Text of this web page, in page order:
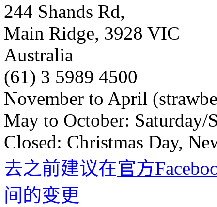
244 Shands Rd,
Main Ridge, 3928 VIC
Australia
(61) 3 5989 4500
November to April
May to October: Saturday/
Closed: Christmas Day,
去之前建议在官方
间的变更